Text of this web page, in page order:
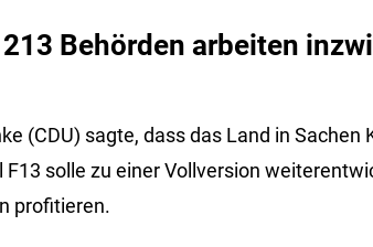
Behörden arbeiten
(CDU) sagte, dass das Land in Sachen
solle zu einer Vollversion
profitieren.